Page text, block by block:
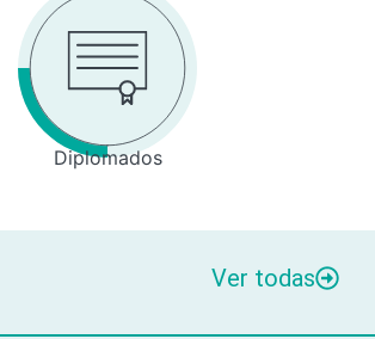
Diplomados
Ver todas